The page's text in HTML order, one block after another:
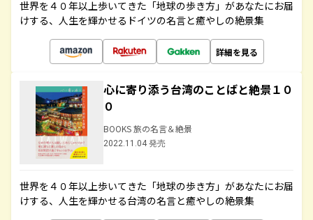
世界を４０年以上歩いてきた「地球の歩き方」があなたにお届
けする、人生を輝かせるドイツの名言と癒やしの絶景集
詳細を見る
心に寄り添う台湾のことばと絶景１０
０
BOOKS 旅の名言＆絶景
2022.11.04 発売
世界を４０年以上歩いてきた「地球の歩き方」があなたにお届
けする、人生を輝かせる台湾の名言と癒やしの絶景集